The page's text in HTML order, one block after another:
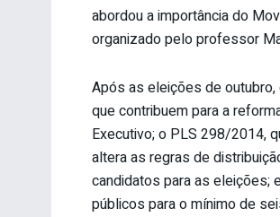
abordou a importância do
organizado pelo professor
Após as eleições de
que contribuem para a
Executivo; o PLS 298/2014,
altera as regras de
candidatos para as eleições;
públicos para o mínimo de